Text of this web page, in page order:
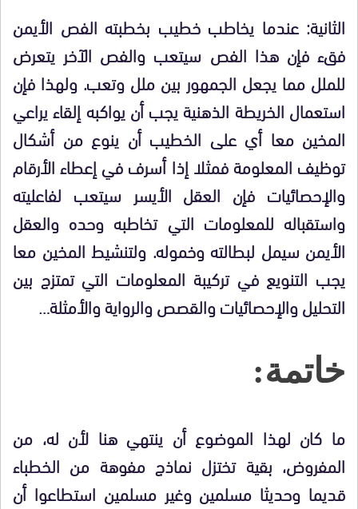
الثانية: عندما يخاطب خطيب بخطبته الفص الأيمن
فقء فإن هذا الفص سيتعب والفص الآخر يتعرض
للملل مما يجعل الجمهور بين ملل وتعب. ولهذا فإن
استعمال الخريطة الذهنية يجب أن يواكبه إلقاء يراعي
المخين معا أي على الخطيب أن ينوع من أشكال
توظيف المعلومة فمثلا إذا أسرف في إعطاء الأرقام
والإحصائيات فإن العقل الأيسر سيتعب لفاعليته
واستقباله للمعلومات التي تخاطبه وحده والعقل
الأيمن سيمل لبطالته وخموله. ولتنشيط المخين معا
يجب التنويع في تركيبة المعلومات التي تمتزج بين
التحليل والإحصائيات والقصص والرواية والأمثلة…
خاتمة:
ما كان لهذا الموضوع أن ينتهي هنا لأن له، من
المفروض، بقية تختزل نماذج مفوهة من الخطباء
قديما وحديثا مسلمين وغير مسلمين استطاعوا أن